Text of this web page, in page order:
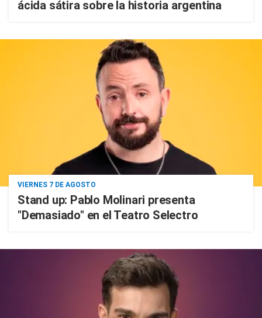
ácida sátira sobre la historia argentina
VIERNES 7 DE AGOSTO
Stand up: Pablo Molinari presenta
"Demasiado" en el Teatro Selectro